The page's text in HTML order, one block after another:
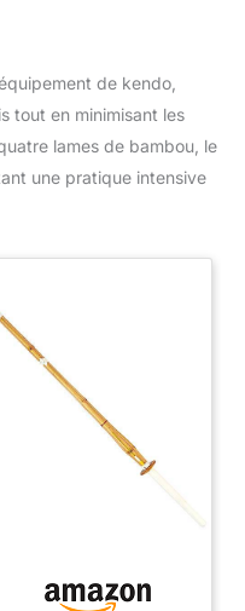
de kendo,
tout en minimisant les
lames de bambou, le
une pratique intensive